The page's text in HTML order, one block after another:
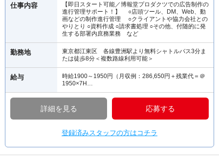
仕事内容
【即日スタート可能／博報堂プロダクツでの広告制作の
進行管理サポート！】 ○店頭ツール、DM、Web、動
画などの制作進行管理 ○クライアントや協力会社との
やりとり ○資料作成 ○請求書処理 ○その他、付随的に発
生する部署内庶務業務 など
勤務地
東京都江東区 各線豊洲駅より無料シャトルバス3分ま
たは徒歩8分＜複数路線利用可能＞
給与
時給1900～1950円（月収例：286,650円＋残業代＝＠
1950×7H…
詳細を見る 応募する
登録済みスタッフの方はコチラ